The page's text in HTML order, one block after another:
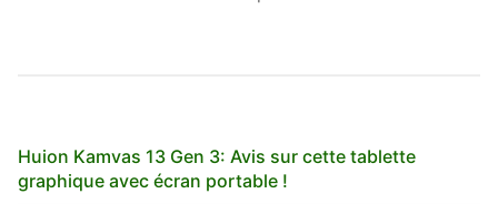
Huion Kamvas 13 Gen 3: Avis sur cette tablette
graphique avec écran portable !